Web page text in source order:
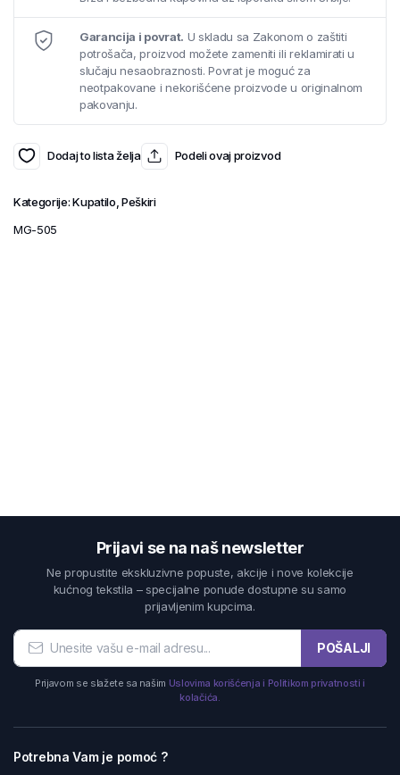
Garancija i povrat. U skladu sa Zakonom o zaštiti
potrošača, proizvod možete zameniti ili reklamirati u
slučaju nesaobraznosti. Povrat je moguć za
neotpakovane i nekorišćene proizvode u originalnom
pakovanju.
Dodaj to lista želja Podeli ovaj proizvod
Kategorije:Kupatilo Peškiri
MG-505
Prijavi se na naš newsletter
Ne propustite ekskluzivne popuste, akcije i nove kolekcije
kućnog tekstila – specijalne ponude dostupne su samo
prijavljenim kupcima.
POŠALJI
Prijavom se slažete sa našim Uslovima korišćenja i Politikom privatnosti i
kolačića.
Potrebna Vam je pomoć ?